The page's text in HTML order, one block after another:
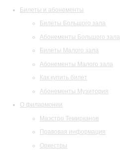
Билеты и абонементы
Билеты Большого зала
Абонементы Большого зала
Билеты Малого зала
Абонементы Малого зала
Как купить билет
Абонементы Музитория
О филармонии
Маэстро Темирканов
Правовая информация
Оркестры